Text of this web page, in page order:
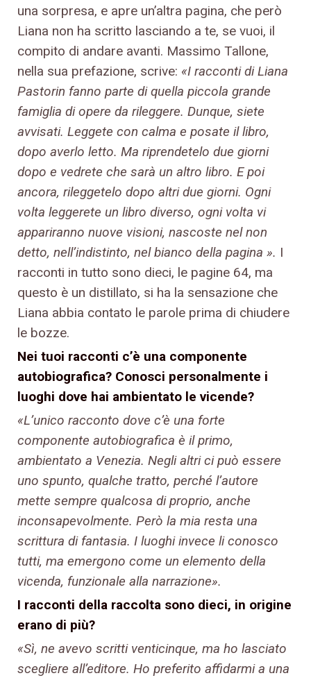
una sorpresa, e apre un’altra pagina, che però
Liana non ha scritto lasciando a te, se vuoi, il
compito di andare avanti. Massimo Tallone,
nella sua prefazione, scrive: «I racconti di Liana
Pastorin fanno parte di quella piccola grande
famiglia di opere da rileggere. Dunque, siete
avvisati. Leggete con calma e posate il libro,
dopo averlo letto. Ma riprendetelo due giorni
dopo e vedrete che sarà un altro libro. E poi
ancora, rileggetelo dopo altri due giorni. Ogni
volta leggerete un libro diverso, ogni volta vi
appariranno nuove visioni, nascoste nel non
detto, nell’indistinto, nel bianco della pagina ». I
racconti in tutto sono dieci, le pagine 64, ma
questo è un distillato, si ha la sensazione che
Liana abbia contato le parole prima di chiudere
le bozze.
Nei tuoi racconti c’è una componente
autobiografica? Conosci personalmente i
luoghi dove hai ambientato le vicende?
«L’unico racconto dove c’è una forte
componente autobiografica è il primo,
ambientato a Venezia. Negli altri ci può essere
uno spunto, qualche tratto, perché l’autore
mette sempre qualcosa di proprio, anche
inconsapevolmente. Però la mia resta una
scrittura di fantasia. I luoghi invece li conosco
tutti, ma emergono come un elemento della
vicenda, funzionale alla narrazione».
I racconti della raccolta sono dieci, in origine
erano di più?
«Sì, ne avevo scritti venticinque, ma ho lasciato
scegliere all’editore. Ho preferito affidarmi a una